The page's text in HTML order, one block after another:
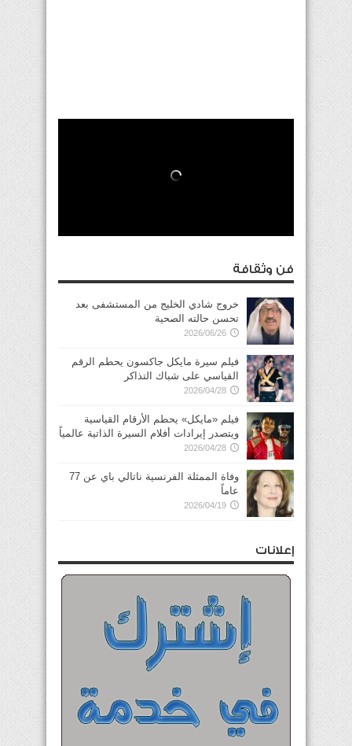
فن وثقافة
خروج شادي الخليج من المستشفى بعد
تحسن حالته الصحية
2026/06/26
فيلم سيرة مايكل جاكسون يحطم الرقم
القياسي على شباك التذاكر
2026/04/28
فيلم «مايكل» يحطم الأرقام القياسية
ويتصدر إيرادات أفلام السيرة الذاتية عالمياً
2026/04/28
وفاة الممثلة الفرنسية ناتالي باي عن 77
عاماً
2026/04/19
إعلانات